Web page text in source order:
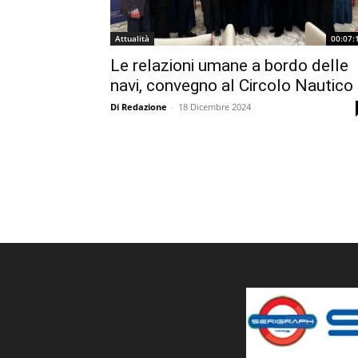
Attualità
Le relazioni umane a bordo delle
navi, convegno al Circolo Nautico
Di Redazione - 18 Dicembre 2024